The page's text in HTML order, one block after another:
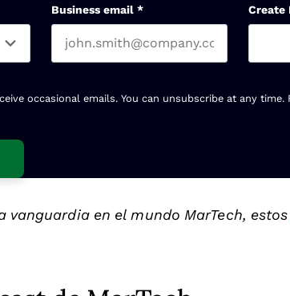
Business email * Create
occasional emails. You can unsubscribe at any
vanguardia en el mundo MarTech, estos